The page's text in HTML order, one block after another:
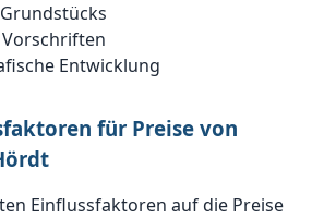
Entwicklung
für Preise von
Einflussfaktoren auf die Preise